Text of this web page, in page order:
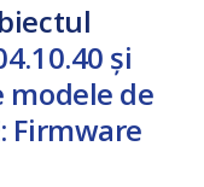
și
modele de
Firmware